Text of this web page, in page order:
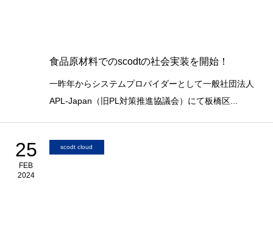
食品原材料でのscodtの社会実装を開始！
一昨年からシステムプロバイダーとして一般社団法人
APL-Japan（旧PL対策推進協議会）にて板橋区...
25
FEB
2024
scodt cloud